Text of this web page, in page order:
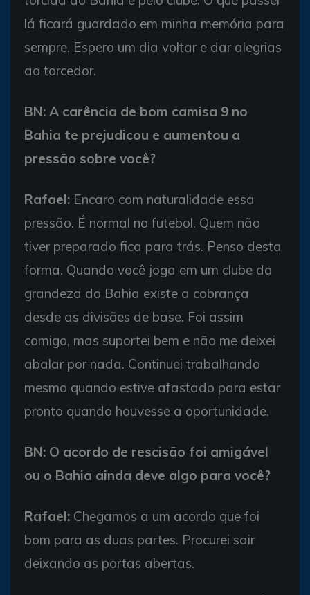
lá ficará guardado em minha memória para
sempre. Espero um dia voltar e dar alegrias
ao torcedor.
BN: A carência de bom camisa 9 no
Bahia te prejudicou e aumentou a
pressão sobre você?
Rafael: Encaro com naturalidade essa
pressão. É normal no futebol. Quem não
tiver preparado fica para trás. Penso desta
forma. Quando você joga em um clube da
grandeza do Bahia existe a cobrança
desde as divisões de base. Foi assim
comigo, mas suportei bem e não me deixei
abalar por nada. Continuei trabalhando
mesmo quando estive afastado para estar
pronto quando houvesse a oportunidade.
BN: O acordo de rescisão foi amigável
ou o Bahia ainda deve algo para você?
Rafael: Chegamos a um acordo que foi
bom para as duas partes. Procurei sair
deixando as portas abertas.